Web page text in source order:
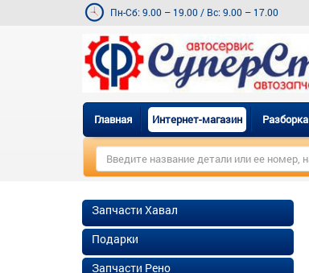
Пн-Сб: 9.00 – 19.00 / Вс: 9.00 – 17.00
Главная Интернет-магазин Разборка
Запчасти Хавал
Подарки
Запчасти Рено